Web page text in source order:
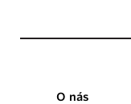
O nás